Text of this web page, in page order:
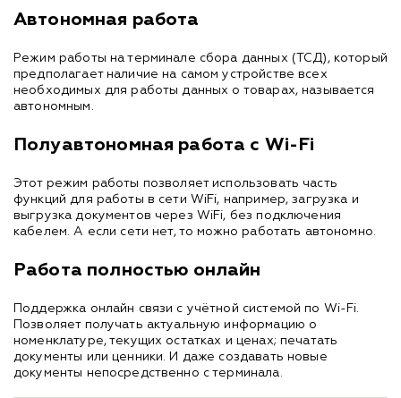
Автономная работа
Режим работы на терминале сбора данных (ТСД), который
предполагает наличие на самом устройстве всех
необходимых для работы данных о товарах, называется
автономным.
Полуавтономная работа с Wi-Fi
Этот режим работы позволяет использовать часть
функций для работы в сети WiFi, например, загрузка и
выгрузка документов через WiFi, без подключения
кабелем. А если сети нет, то можно работать автономно.
Работа полностью онлайн
Поддержка онлайн связи с учётной системой по Wi-Fi.
Позволяет получать актуальную информацию о
номенклатуре, текущих остатках и ценах; печатать
документы или ценники. И даже создавать новые
документы непосредственно с терминала.